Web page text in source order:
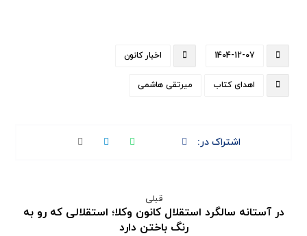
1404-12-07 اخبار کانون
اهدای کتاب میرتقی هاشمی
قبلی
در آستانه سالگرد استقلال کانون وکلا؛ استقلالی که رو به
رنگ باختن دارد